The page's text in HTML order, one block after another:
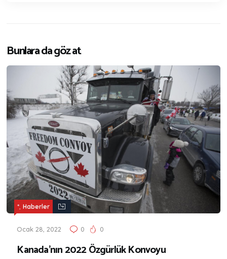
Bunlara da göz at
*,Haberler
Ocak 28, 2022 0 0
Kanada’nın 2022 Özgürlük Konvoyu